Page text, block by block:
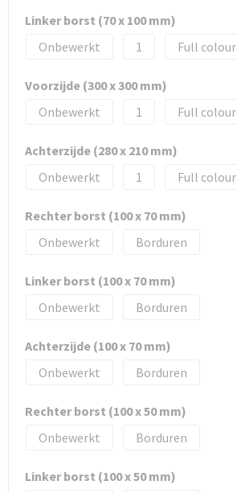
Linker borst (70 x 100 mm)
Onbewerkt
1 Full colour
Voorzijde (300 x 300 mm)
Onbewerkt
1 Full colour
Achterzijde (280 x 210 mm)
Onbewerkt
1 Full colour
Rechter borst (100 x 70 mm)
Onbewerkt
Borduren
Linker borst (100 x 70 mm)
Onbewerkt
Borduren
Achterzijde (100 x 70 mm)
Onbewerkt
Borduren
Rechter borst (100 x 50 mm)
Onbewerkt
Borduren
Linker borst (100 x 50 mm)